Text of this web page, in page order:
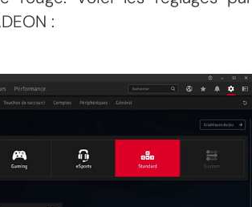
: